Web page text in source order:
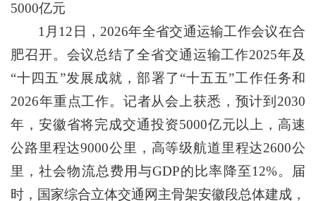
5000亿元
1月12日，2026年全省交通运输工作会议在合
肥召开。会议总结了全省交通运输工作2025年及
“十四五”发展成就，部署了“十五五”工作任务和
2026年重点工作。记者从会上获悉，预计到2030
年，安徽省将完成交通投资5000亿元以上，高速
公路里程达9000公里，高等级航道里程达2600公
里，社会物流总费用与GDP的比率降至12%。届
时，国家综合立体交通网主骨架安徽段总体建成，